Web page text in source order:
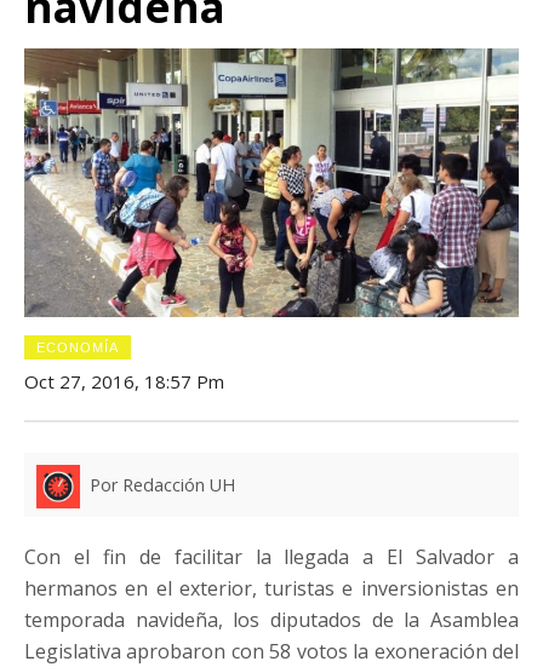
ECONOMÍA
Oct 27, 2016, 18:57 Pm
Por Redacción UH
Con el fin de facilitar la llegada a El Salvador a
hermanos en el exterior, turistas e inversionistas en
temporada navideña, los diputados de la Asamblea
Legislativa aprobaron con 58 votos la exoneración del